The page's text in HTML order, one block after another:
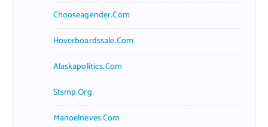
Chooseagender.com
Hoverboardssale.com
Alaskapolitics.com
Stsmp.org
Manoelneves.com